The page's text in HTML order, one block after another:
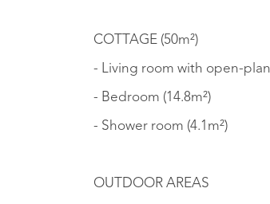
COTTAGE (50m²)
- Living room with open-
- Bedroom (14.8m²)
- Shower room (4.1m²)
OUTDOOR AREAS